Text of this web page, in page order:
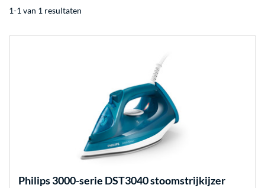
1-1 van 1 resultaten
Philips3000-serie DST3040 stoomstrijkijzer